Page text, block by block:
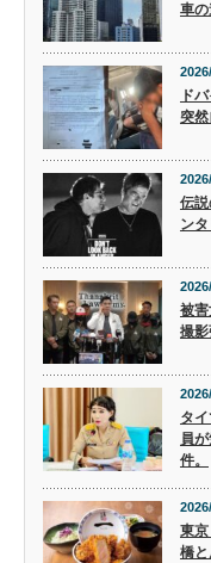
車の
ド
突然
伝
ン
被
撮影
タ
員
件。
東
橋